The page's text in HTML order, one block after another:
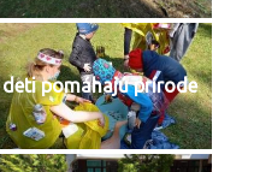
deti pomáhajú prírode